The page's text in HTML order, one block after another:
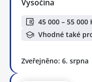
Vysočina
45 000 – 55 000
Vhodné také
Zveřejněno: 6. srpna